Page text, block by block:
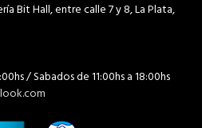
Bit Hall, entre calle 7 y 8, La Plata,
/ Sabados de 11:00hs a 18:00hs